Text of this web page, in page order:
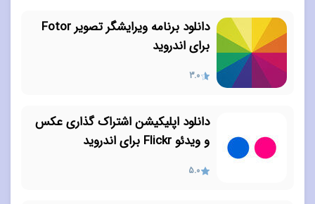
دانلود برنامه ویرایشگر تصویر Fotor
برای اندروید
3.0
دانلود اپلیکیشن اشتراک گذاری عکس
و ویدئو Flickr برای اندروید
5.0